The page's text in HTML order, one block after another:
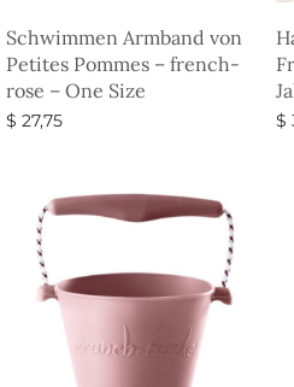
Schwimmen Armband von
Petites Pommes – french-
rose – One Size
$ 27,75
$